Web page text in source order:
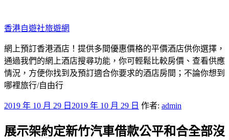
至
主
要
內
容
香港自遊社旅遊網
網上預訂香港酒店！提供多間優惠價格的平價酒店供你選擇，
通過我們的網上酒店搜尋功能，你可輕鬆比較房價、查看供應
情況，方便你找到及預訂適合你要求的酒店房間；不論你想到
哪裡旅行/自由行
發
於
2019 年 10 月 29 日 2019 年 10 月 29 日 作者: admin
展示架約定新竹汽車借款公平和合全部沒